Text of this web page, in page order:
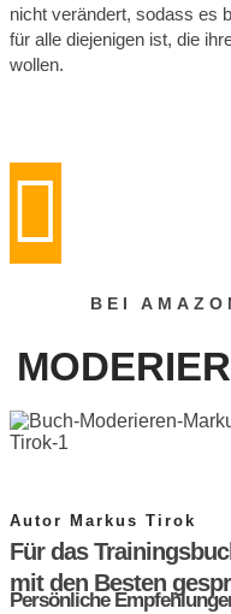
nicht verändert, sodass es
für alle diejenigen ist, die
wollen.

BEI
Autor Markus Tirok
Für das
mit den Besten
Persönliche